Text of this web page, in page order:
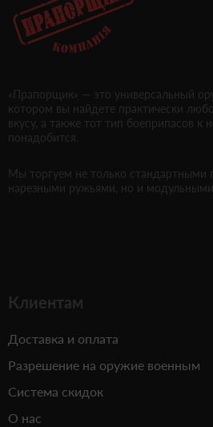
«Прапорщик» — это универсальный
котором вы найдете практически
вкусу, а также тот тип боеприпасов к
понадобится.
Мы торгуем не только стандартными
нарезными ружьями, но и
Клиентам
Доставка и оплата
Разрешение на оружие военным
Система скидок
О нас